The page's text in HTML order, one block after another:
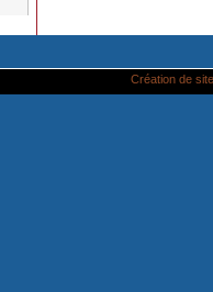
Création de